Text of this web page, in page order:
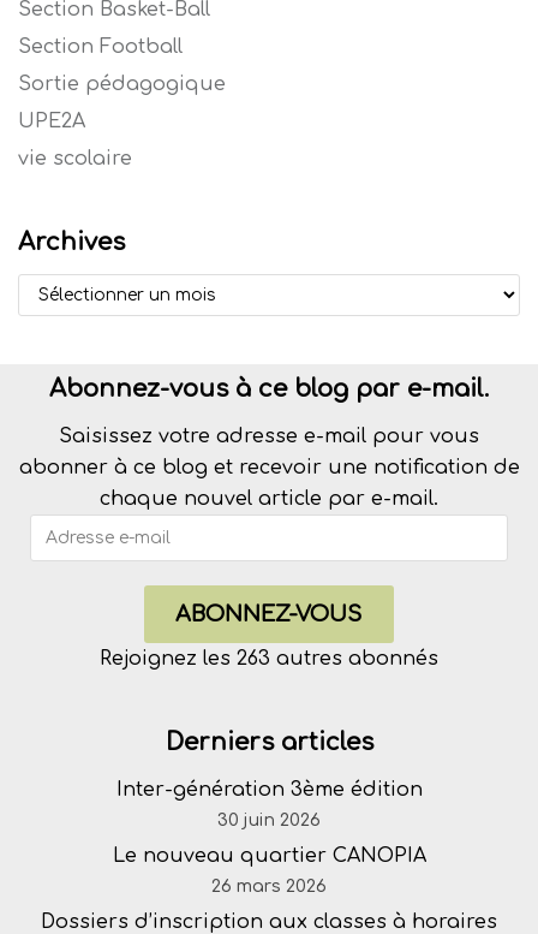
Section Basket-Ball
Section Football
Sortie pédagogique
UPE2A
vie scolaire
Archives
Abonnez-vous à ce blog par e-mail.
Saisissez votre adresse e-mail pour vous
abonner à ce blog et recevoir une notification de
chaque nouvel article par e-mail.
ABONNEZ-VOUS
Rejoignez les 263 autres abonnés
Derniers articles
Inter-génération 3ème édition
30 juin 2026
Le nouveau quartier CANOPIA
26 mars 2026
Dossiers d’inscription aux classes à horaires